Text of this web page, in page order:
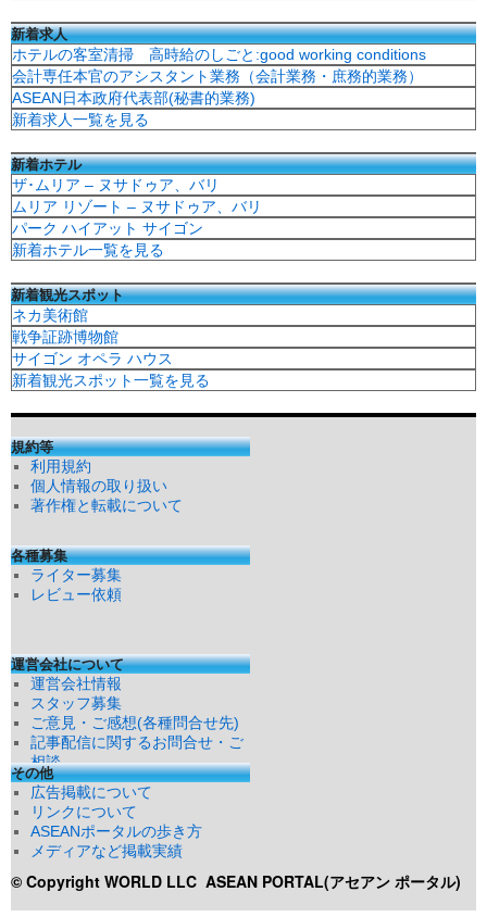
新着求人
ホテルの客室清掃 高時給のしごと:good working conditions
会計専任本官のアシスタント業務（会計業務・庶務的業務）
ASEAN日本政府代表部(秘書的業務)
新着求人一覧を見る
新着ホテル
ザ･ムリア – ヌサドゥア、バリ
ムリア リゾート – ヌサドゥア、バリ
パーク ハイアット サイゴン
新着ホテル一覧を見る
新着観光スポット
ネカ美術館
戦争証跡博物館
サイゴン オペラ ハウス
新着観光スポット一覧を見る
規約等
利用規約
個人情報の取り扱い
著作権と転載について
各種募集
ライター募集
レビュー依頼
運営会社について
運営会社情報
スタッフ募集
ご意見・ご感想(各種問合せ先)
記事配信に関するお問合せ・ご
相談
その他
広告掲載について
リンクについて
ASEANポータルの歩き方
メディアなど掲載実績
© Copyright WORLD LLC ASEAN PORTAL(アセアン ポータル)